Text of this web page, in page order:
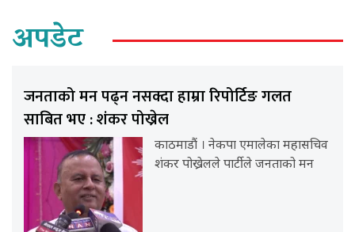
अपडेट
जनताको मन पढ्न नसक्दा हाम्रा रिपोर्टिङ गलत
साबित भए : शंकर पोख्रेल
काठमाडौं । नेकपा एमालेका महासचिव
शंकर पोख्रेलले पार्टीले जनताको मन